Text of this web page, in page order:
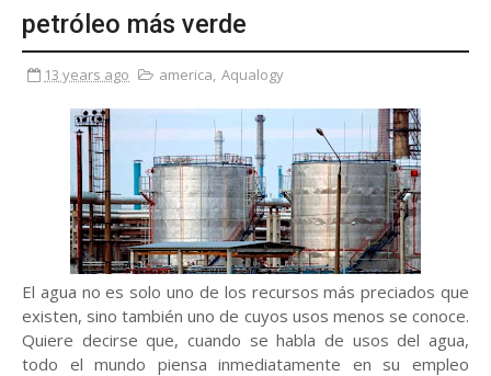
petróleo más verde
13 years ago america, Aqualogy
El agua no es solo uno de los recursos más preciados que
existen, sino también uno de cuyos usos menos se conoce.
Quiere decirse que, cuando se habla de usos del agua,
todo el mundo piensa inmediatamente en su empleo